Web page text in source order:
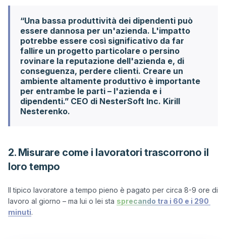
“Una bassa produttività dei dipendenti può
essere dannosa per un'azienda. L'impatto
potrebbe essere così significativo da far
fallire un progetto particolare o persino
rovinare la reputazione dell'azienda e, di
conseguenza, perdere clienti. Creare un
ambiente altamente produttivo è importante
per entrambe le parti – l'azienda e i
dipendenti.” CEO di NesterSoft Inc. Kirill
Nesterenko.
2. Misurare come i lavoratori trascorrono il
loro tempo
Il tipico lavoratore a tempo pieno è pagato per circa 8-9 ore di
lavoro al giorno – ma lui o lei sta sprecando tra i 60 e i 290
minuti